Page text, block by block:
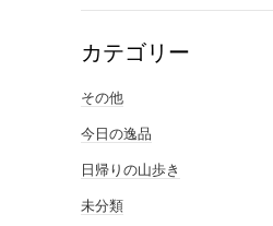
カテゴリー
その他
今日の逸品
日帰りの山歩き
未分類